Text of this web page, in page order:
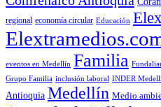
regional economía circular Educación
eventos en Medellín Familia
Grupo Familia inclusión laboral INDER
Antioquia Medellín Medio